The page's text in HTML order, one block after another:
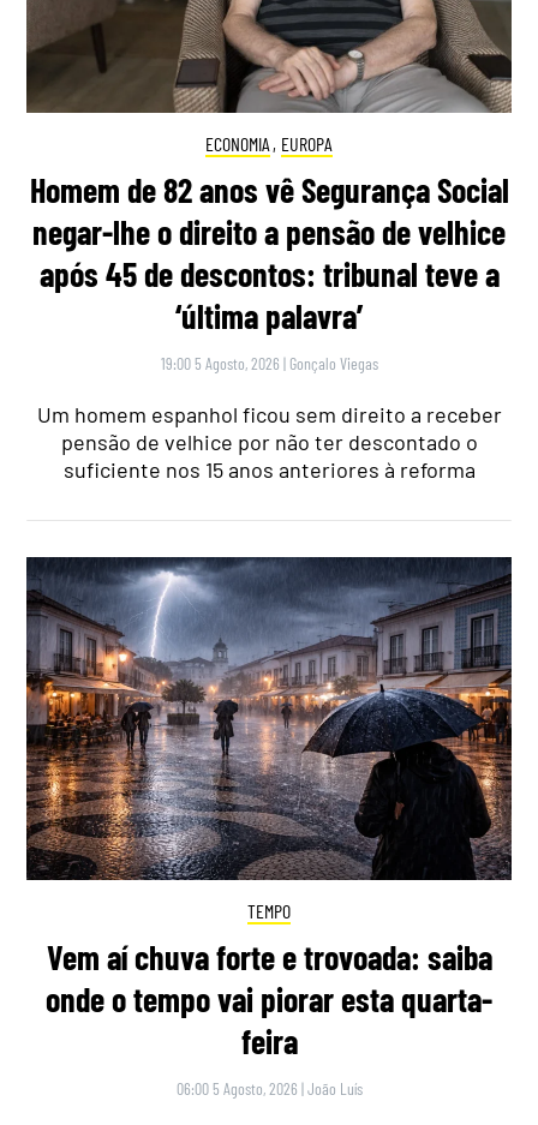
ECONOMIA , EUROPA
Homem de 82 anos vê Segurança Social
negar-lhe o direito a pensão de velhice
após 45 de descontos: tribunal teve a
‘última palavra’
19:00 5 Agosto, 2026 | Gonçalo Viegas
Um homem espanhol ficou sem direito a receber
pensão de velhice por não ter descontado o
suficiente nos 15 anos anteriores à reforma
TEMPO
Vem aí chuva forte e trovoada: saiba
onde o tempo vai piorar esta quarta-
feira
06:00 5 Agosto, 2026 |João Luís